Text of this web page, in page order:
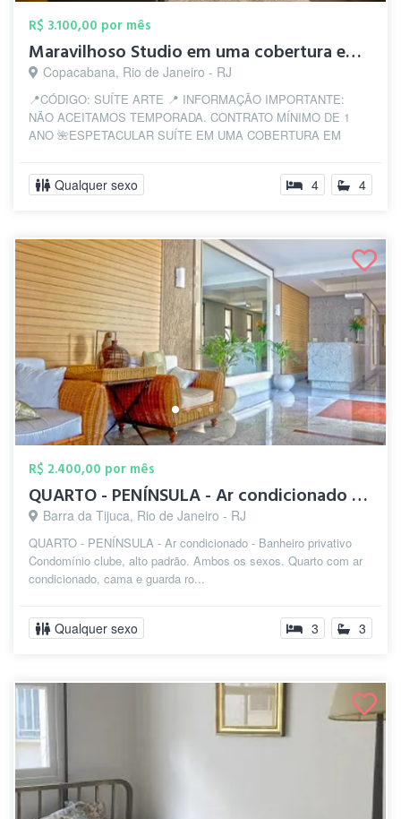
R$ 3.100,00 por mês
Maravilhoso Studio em uma cobertura em C...
Copacabana, Rio de Janeiro - RJ
📍CÓDIGO: SUÍTE ARTE 📍 INFORMAÇÃO IMPORTANTE:
NÃO ACEITAMOS TEMPORADA. CONTRATO MÍNIMO DE 1
ANO 🌺ESPETACULAR SUÍTE EM UMA COBERTURA EM
Qualquer sexo 4 4
R$ 2.400,00 por mês
QUARTO - PENÍNSULA - Ar condicionado - B...
Barra da Tijuca, Rio de Janeiro - RJ
QUARTO - PENÍNSULA - Ar condicionado - Banheiro privativo
Condomínio clube, alto padrão. Ambos os sexos. Quarto com ar
condicionado, cama e guarda ro...
Qualquer sexo 3 3